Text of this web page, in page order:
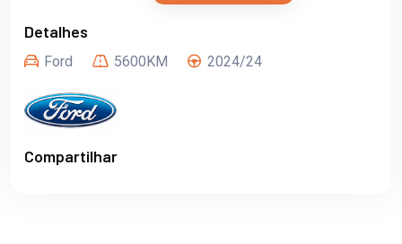
Detalhes
Ford 5600KM 2024/24
Compartilhar